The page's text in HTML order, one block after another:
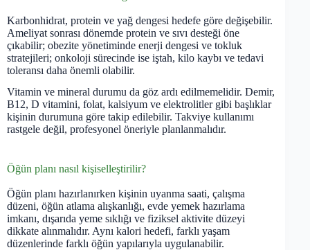
Karbonhidrat, protein ve yağ dengesi hedefe göre değişebilir.
Ameliyat sonrası dönemde protein ve sıvı desteği öne
çıkabilir; obezite yönetiminde enerji dengesi ve tokluk
stratejileri; onkoloji sürecinde ise iştah, kilo kaybı ve tedavi
toleransı daha önemli olabilir.
Vitamin ve mineral durumu da göz ardı edilmemelidir. Demir,
B12, D vitamini, folat, kalsiyum ve elektrolitler gibi başlıklar
kişinin durumuna göre takip edilebilir. Takviye kullanımı
rastgele değil, profesyonel öneriyle planlanmalıdır.
Öğün planı nasıl kişiselleştirilir?
Öğün planı hazırlanırken kişinin uyanma saati, çalışma
düzeni, öğün atlama alışkanlığı, evde yemek hazırlama
imkanı, dışarıda yeme sıklığı ve fiziksel aktivite düzeyi
dikkate alınmalıdır. Aynı kalori hedefi, farklı yaşam
düzenlerinde farklı öğün yapılarıyla uygulanabilir.